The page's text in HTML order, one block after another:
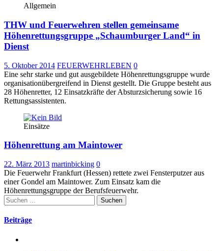
Allgemein
THW und Feuerwehren stellen gemeinsame
Höhenrettungsgruppe „Schaumburger Land“ in
Dienst
5. Oktober 2014 FEUERWEHRLEBEN 0
Eine sehr starke und gut ausgebildete Höhenrettungsgruppe wurde
organisationübergreifend in Dienst gestellt. Die Gruppe besteht aus
28 Höhenretter, 12 Einsatzkräfte der Absturzsicherung sowie 16
Rettungsassistenten.
Einsätze
Höhenrettung am Maintower
22. März 2013 martinbicking 0
Die Feuerwehr Frankfurt (Hessen) rettete zwei Fensterputzer aus
einer Gondel am Maintower. Zum Einsatz kam die
Höhenrettungsgruppe der Berufsfeuerwehr.
Suchen
nach:
Beiträge